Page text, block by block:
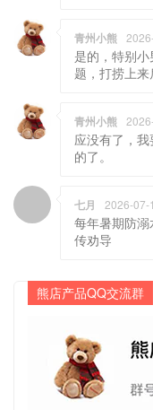
青州小熊
是的，特别
题，打捞上来
青州小熊
应没有了，
的了。
七月 2026-07-
每年暑期防
传劝导
熊店产品QQ交流群